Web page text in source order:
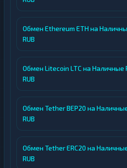
Обмен Ethereum ETH на
RUB
Обмен Litecoin LTC на Наличные
RUB
Обмен Tether BEP20 на
RUB
Обмен Tether ERC20 на
RUB